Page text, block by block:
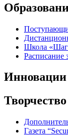
Школа «Шаг
Расписание
Инновации
Творчество
Газета